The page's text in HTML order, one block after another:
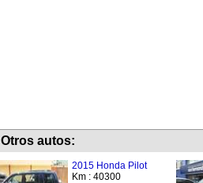
Otros autos:
2015 Honda Pilot
Km : 40300